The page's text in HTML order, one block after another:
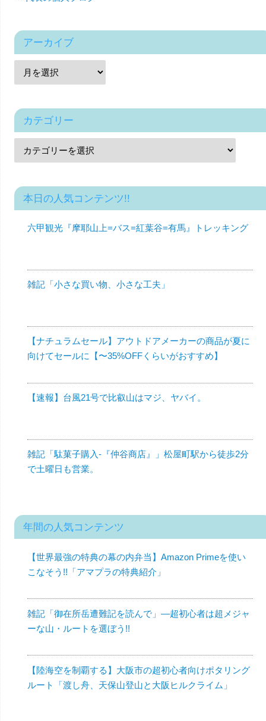
アーカイブ
カテゴリー
本日の人気コンテンツ!!
六甲観光『摩耶山上=バス=紅葉谷=有馬』トレッキング
雑記「小さな買い物、小さな工夫」
【ナチュラムセール】アウトドアメーカーの商品が夏に
向けてセールに【〜35%OFFくらいがおすすめ】
【速報】台風21号で比叡山はマジ、ヤバイ。
雑記「駄菓子購入-『仲谷商店』」松屋町駅から徒歩2分
で土曜日も営業。
年間の人気コンテンツ
【世界最強の特典の幕の内弁当】Amazon Primeを使い
こなそう!!「アマプラの特典紹介」
雑記「御在所岳遭難記を読んで」—超初心者は超メジャ
ーな山・ルートを選ぼう!!
【陸海空を制覇する】大阪市の超初心者向けポタリング
ルート「渡し舟、天保山登山と大阪ヒルクライム」